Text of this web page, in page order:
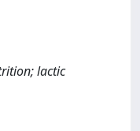
lactic